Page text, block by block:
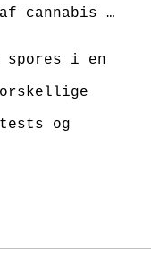
cannabis …
spores i en
og